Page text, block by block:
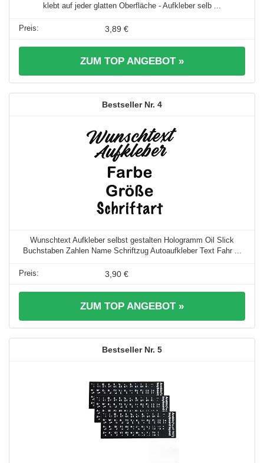
klebt auf jeder glatten Oberfläche - Aufkleber selb ...
3,89 €
ZUM TOP ANGEBOT »
4
Wunschtext Aufkleber selbst gestalten Hologramm Oil Slick
Buchstaben Zahlen Name Schriftzug Autoaufkleber Text Fahr ...
3,90 €
ZUM TOP ANGEBOT »
5